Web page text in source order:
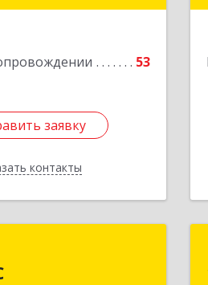
53
заявку
контакты
Подробнее
заявку
Назад